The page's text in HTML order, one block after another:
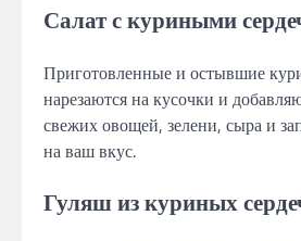
Салат с куриными
Приготовленные и остывшие
нарезаются на кусочки и
свежих овощей, зелени, сыра и
на ваш вкус.
Гуляш из куриных